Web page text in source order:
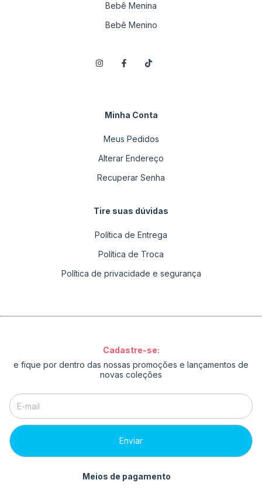
Bebê Menina
Bebê Menino
Minha Conta
Meus Pedidos
Alterar Endereço
Recuperar Senha
Tire suas dúvidas
Política de Entrega
Política de Troca
Política de privacidade e segurança
Cadastre-se:
e fique por dentro das nossas promoções e lançamentos de
novas coleções
Meios de pagamento